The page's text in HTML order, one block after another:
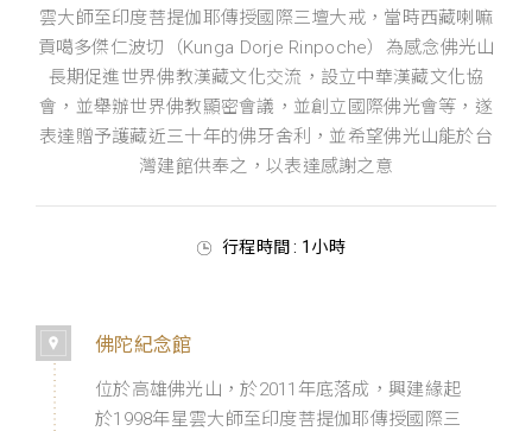
雲大師至印度菩提伽耶傳授國際三壇大戒，當時西藏喇嘛
貢噶多傑仁波切（Kunga Dorje Rinpoche）為感念佛光山
長期促進世界佛教漢藏文化交流，設立中華漢藏文化協
會，並舉辦世界佛教顯密會議，並創立國際佛光會等，遂
表達贈予護藏近三十年的佛牙舍利，並希望佛光山能於台
灣建館供奉之，以表達感謝之意
行程時間 : 1小時
佛陀紀念館
位於高雄佛光山，於2011年底落成，興建緣起
於1998年星雲大師至印度菩提伽耶傳授國際三